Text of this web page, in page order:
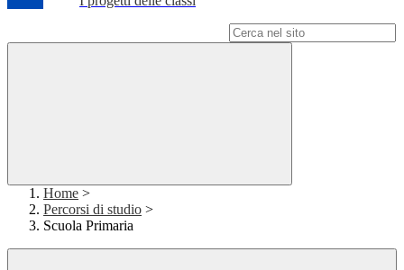
Home >
Percorsi di studio >
Scuola Primaria